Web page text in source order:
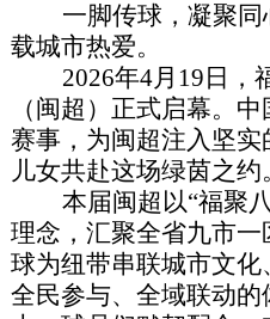
一脚传球，凝聚
载城市热爱。
2026年4月19日，
（闽超）正式启幕。
赛事，为闽超注入坚实
儿女共赴这场绿茵之约
本届闽超以“福聚
理念，汇聚全省九市一
球为纽带串联城市文
全民参与、全域联动